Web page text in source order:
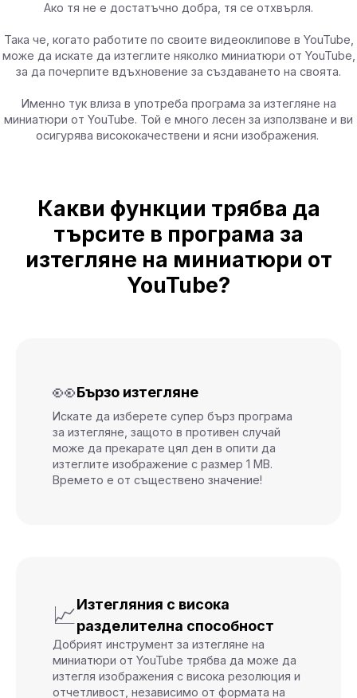
Ако тя не е достатъчно добра, тя се отхвърля.
Така че, когато работите по своите видеоклипове в YouTube,
може да искате да изтеглите няколко миниатюри от YouTube,
за да почерпите вдъхновение за създаването на своята.
Именно тук влиза в употреба програма за изтегляне на
миниатюри от YouTube. Той е много лесен за използване и ви
осигурява висококачествени и ясни изображения.
Какви функции трябва да
търсите в програма за
изтегляне на миниатюри от
YouTube?
👀Бързо изтегляне
Искате да изберете супер бърз програма
за изтегляне, защото в противен случай
може да прекарате цял ден в опити да
изтеглите изображение с размер 1 MB.
Времето е от съществено значение!
📈Изтегляния с висока
разделителна способност
Добрият инструмент за изтегляне на
миниатюри от YouTube трябва да може да
изтегля изображения с висока резолюция и
отчетливост, независимо от формата на